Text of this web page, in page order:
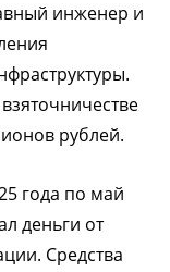
инженер и
рублей.
года по май
деньги от
Средства